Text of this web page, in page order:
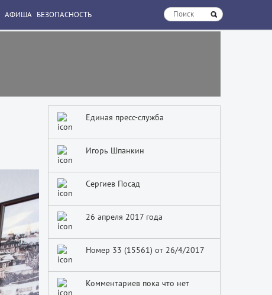
АФИША БЕЗОПАСНОСТЬ
Единая пресс-служба
Игорь Шпанкин
Сергиев Посад
26 апреля 2017 года
Номер 33 (15561) от 26/4/2017
Комментариев пока что нет